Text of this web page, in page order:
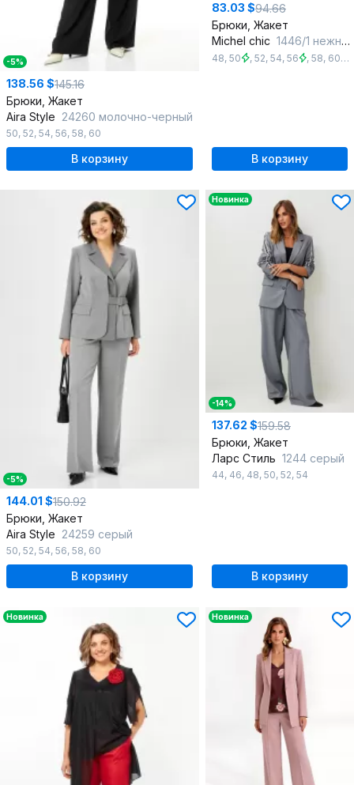
-5%
138.56 $145.16
Брюки, Жакет
Aira Style 24260 молочно-черный
50, 52, 54, 56, 58, 60
В корзину
83.03 $94.66
Брюки, Жакет
Michel chic 1446/1 нежно-голубой
48, 50 , 52, 54, 56 , 58, 60
В корзину
-5%
144.01 $150.92
Брюки, Жакет
Aira Style 24259 серый
50, 52, 54, 56, 58, 60
В корзину
Новинка
-14%
137.62 $159.58
Брюки, Жакет
Ларс Стиль 1244 серый
44, 46, 48, 50, 52, 54
В корзину
Новинка Новинка